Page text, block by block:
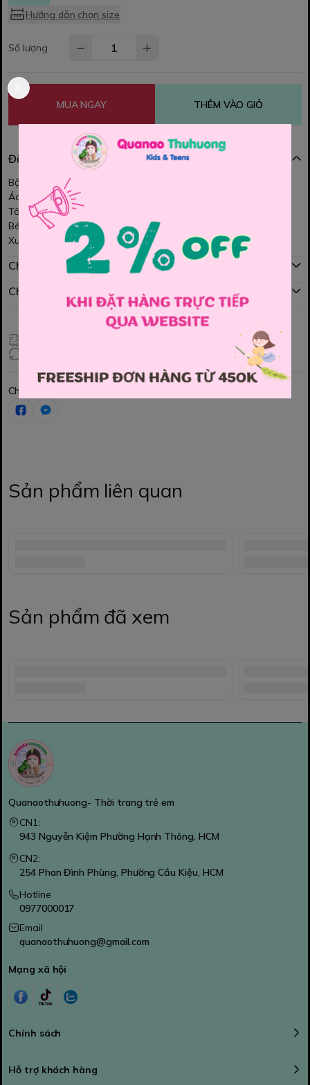
Hướng dẫn chọn size
Số lượng
MUA NGAY THÊM VÀO GIỎ
Đặc điểm nổi bật
Bộ áo dài bé gái với thiết kế cách tân dễ dương, tươi tắn.
Áo chất vải tơ phối với quần lụa Satin.
Tông đỏ chủ đạo với họa tiết hoa ở giữa làm điểm nhấn.
Bé diện đón Tết cùng sắc đỏ rực rỡ cho năm mới nhiều niềm vui
Xuất sứ Việt nam
Chính sách mua hàng
Chính sách đổi hàng
Chia sẻ
Sản phẩm liên quan
Sản phẩm đã xem
Quanaothuhuong- Thời trang trẻ em
CN1:
943 Nguyễn Kiệm Phường Hạnh Thông, HCM
CN2:
254 Phan Đình Phùng, Phường Cầu Kiệu, HCM
Hotline
0977000017
Email
quanaothuhuong@gmail.com
Mạng xã hội
Chính sách
Hỗ trợ khách hàng